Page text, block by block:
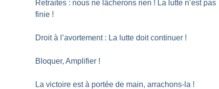
Retraites : nous ne lâcherons rien ! La lutte n’est pas
finie !
Droit à l’avortement : La lutte doit continuer !
Bloquer, Amplifier !
La victoire est à portée de main, arrachons-la !